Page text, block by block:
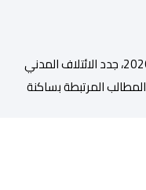
مع اقتراب الاستحقاقات التشريعية لسنة 2026، جدد الائتلاف المدني
المرتبطة بساكنة